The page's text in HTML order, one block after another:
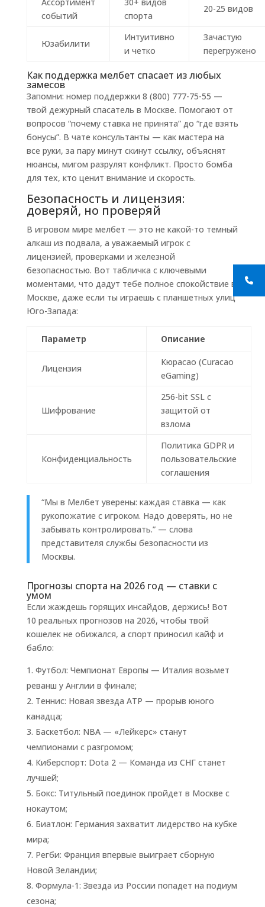
событий
спорта
20-25 видов
Юзабилити
Интуитивно
и четко
Зачастую
перегружено
Как поддержка мелбет спасает из любых
замесов
Запомни: номер поддержки 8 (800) 777-75-55 —
твой дежурный спасатель в Москве. Помогают от
вопросов “почему ставка не принята” до “где взять
бонусы”. В чате консультанты — как мастера на
все руки, за пару минут скинут ссылку, объяснят
нюансы, мигом разрулят конфликт. Просто бомба
для тех, кто ценит внимание и скорость.
Безопасность и лицензия:
доверяй, но проверяй
В игровом мире мелбет — это не какой-то темный
алкаш из подвала, а уважаемый игрок с
лицензией, проверками и железной
безопасностью. Вот табличка с ключевыми
моментами, что дадут тебе полное спокойствие в
Москве, даже если ты играешь с планшетных улиц
Юго-Запада:
Параметр Описание
Лицензия
Кюрасао (Curacao
eGaming)
Шифрование
256-bit SSL с
защитой от
взлома
Конфиденциальность
Политика GDPR и
пользовательские
соглашения
“Мы в Мелбет уверены: каждая ставка — как
рукопожатие с игроком. Надо доверять, но не
забывать контролировать.” — слова
представителя службы безопасности из
Москвы.
Прогнозы спорта на 2026 год — ставки с
умом
Если жаждешь горящих инсайдов, держись! Вот
10 реальных прогнозов на 2026, чтобы твой
кошелек не обижался, а спорт приносил кайф и
бабло:
Футбол: Чемпионат Европы — Италия возьмет
реванш у Англии в финале;
Теннис: Новая звезда ATP — прорыв юного
канадца;
Баскетбол: NBA — «Лейкерс» станут
чемпионами с разгромом;
Киберспорт: Dota 2 — Команда из СНГ станет
лучшей;
Бокс: Титульный поединок пройдет в Москве с
нокаутом;
Биатлон: Германия захватит лидерство на кубке
мира;
Регби: Франция впервые выиграет сборную
Новой Зеландии;
Формула-1: Звезда из России попадет на подиум
сезона;